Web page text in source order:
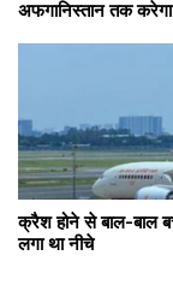
अफगानिस्तान तक करेगा
क्रैश होने से बाल-बाल
लगा था नीचे